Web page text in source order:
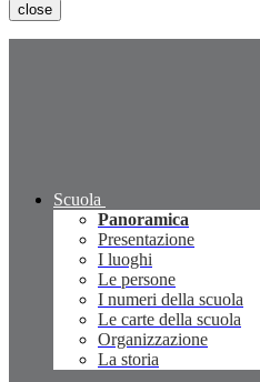
close
Scuola
Panoramica
Presentazione
I luoghi
Le persone
I numeri della scuola
Le carte della scuola
Organizzazione
La storia